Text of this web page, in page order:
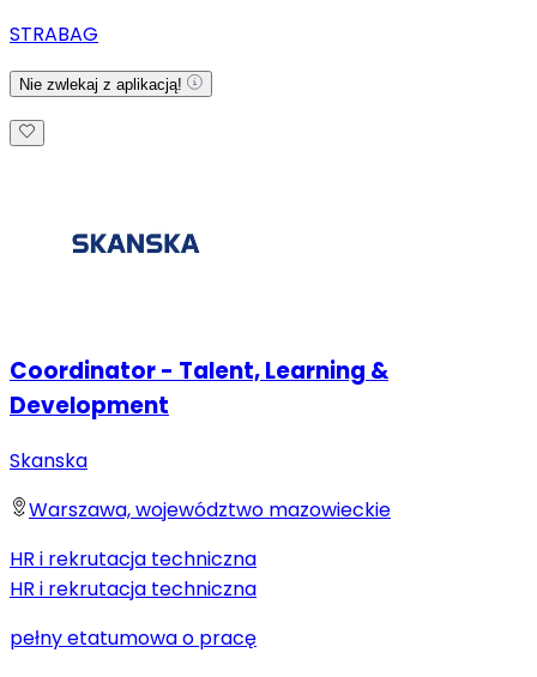
STRABAG
Nie zwlekaj z aplikacją!
Coordinator - Talent, Learning &
Development
Skanska
Warszawa, województwo mazowieckie
HR i rekrutacja techniczna
HR i rekrutacja techniczna
pełny etatumowa o pracę